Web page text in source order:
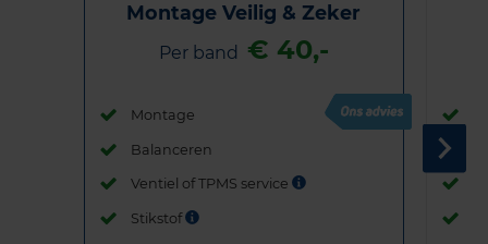
Montage Veilig & Zeker
Per band € 40,-
Montage
Balanceren
Ventiel of TPMS service
Stikstof